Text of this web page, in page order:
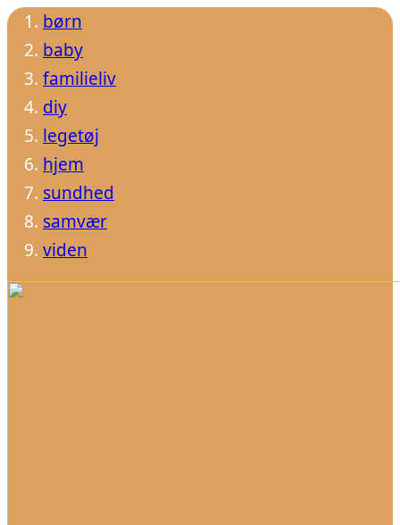
børn
baby
familieliv
diy
legetøj
hjem
sundhed
samvær
viden